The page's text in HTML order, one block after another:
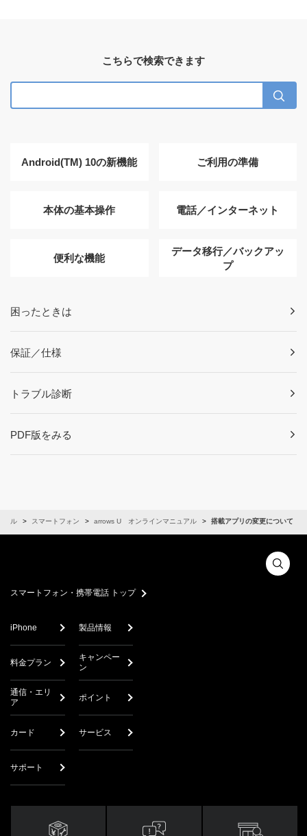
こちらで検索できます
Android(TM) 10の新機能 ご利用の準備
本体の基本操作 電話／インターネット
便利な機能
データ移行／バックアッ
プ
困ったときは
保証／仕様
トラブル診断
PDF版をみる
アル スマートフォン arrows U オンラインマニュアル 搭載アプリの変更について
スマートフォン・携帯電話 トップ
iPhone 製品情報
料金プラン
キャンペー
ン
通信・エリ
ア
ポイント
カード サービス
サポート